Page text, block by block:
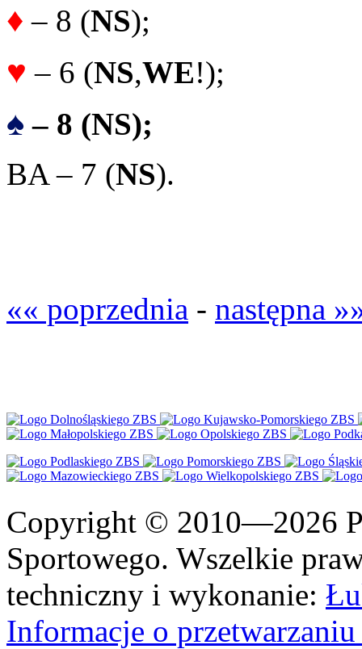
♦ – 8 (NS);
♥ – 6 (NS,WE!);
♠ – 8 (NS);
BA – 7 (NS).
«« poprzednia - następna
Copyright © 2010—2026
Sportowego. Wszelkie
techniczny i wykonanie:
Informacje o